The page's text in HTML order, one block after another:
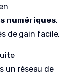
numériques,
de gain facile.
un réseau de